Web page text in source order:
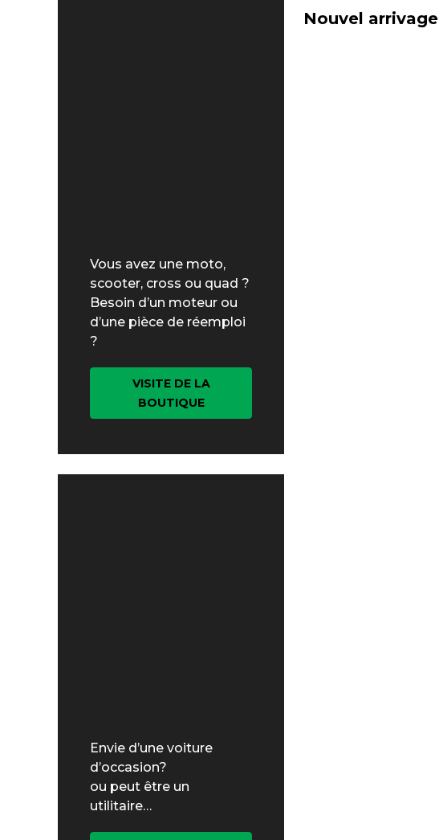
Vous avez une moto,
scooter, cross ou quad ?
Besoin d’un moteur ou
d’une pièce de réemploi
?
VISITE DE LA
BOUTIQUE
Envie d’une voiture
d’occasion?
ou peut être un
utilitaire…
Nouvel arrivage